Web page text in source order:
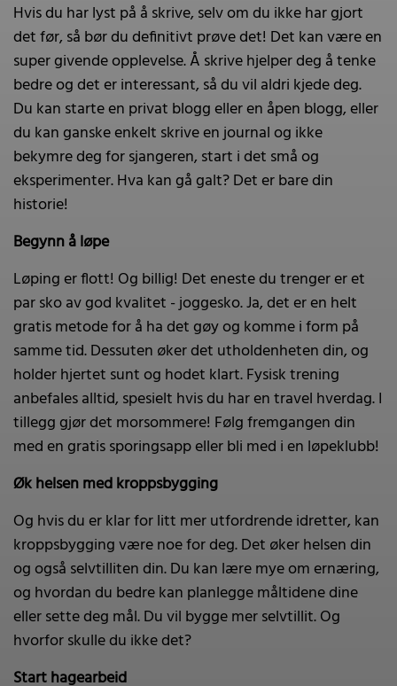
Hvis du har lyst på å skrive, selv om du ikke har gjort
det før, så bør du definitivt prøve det! Det kan være en
super givende opplevelse. Å skrive hjelper deg å tenke
bedre og det er interessant, så du vil aldri kjede deg.
Du kan starte en privat blogg eller en åpen blogg, eller
du kan ganske enkelt skrive en journal og ikke
bekymre deg for sjangeren, start i det små og
eksperimenter. Hva kan gå galt? Det er bare din
historie!
Begynn å løpe
Løping er flott! Og billig! Det eneste du trenger er et
par sko av god kvalitet - joggesko. Ja, det er en helt
gratis metode for å ha det gøy og komme i form på
samme tid. Dessuten øker det utholdenheten din, og
holder hjertet sunt og hodet klart. Fysisk trening
anbefales alltid, spesielt hvis du har en travel hverdag. I
tillegg gjør det morsommere! Følg fremgangen din
med en gratis sporingsapp eller bli med i en løpeklubb!
Øk helsen med kroppsbygging
Og hvis du er klar for litt mer utfordrende idretter, kan
kroppsbygging være noe for deg. Det øker helsen din
og også selvtilliten din. Du kan lære mye om ernæring,
og hvordan du bedre kan planlegge måltidene dine
eller sette deg mål. Du vil bygge mer selvtillit. Og
hvorfor skulle du ikke det?
Start hagearbeid